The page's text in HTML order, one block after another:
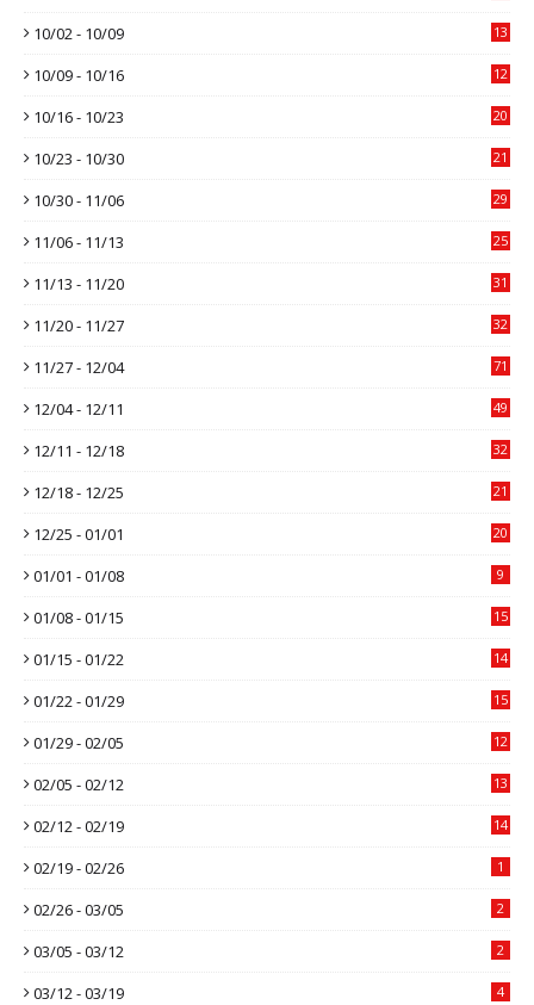
10/02 - 10/09 13
10/09 - 10/16 12
10/16 - 10/23 20
10/23 - 10/30 21
10/30 - 11/06 29
11/06 - 11/13 25
11/13 - 11/20 31
11/20 - 11/27 32
11/27 - 12/04 71
12/04 - 12/11 49
12/11 - 12/18 32
12/18 - 12/25 21
12/25 - 01/01 20
01/01 - 01/08 9
01/08 - 01/15 15
01/15 - 01/22 14
01/22 - 01/29 15
01/29 - 02/05 12
02/05 - 02/12 13
02/12 - 02/19 14
02/19 - 02/26 1
02/26 - 03/05 2
03/05 - 03/12 2
03/12 - 03/19 4